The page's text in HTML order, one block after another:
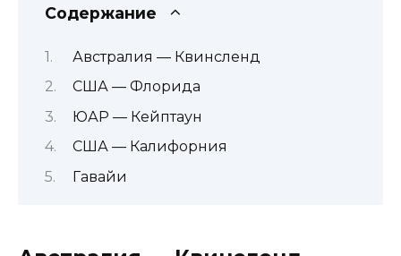
Содержание
Австралия — Квинсленд
США — Флорида
ЮАР — Кейптаун
США — Калифорния
Гавайи